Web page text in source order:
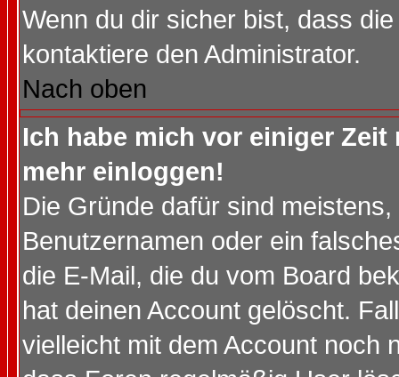
Wenn du dir sicher bist, dass
kontaktiere den Administrator.
Nach oben
Ich habe mich vor einiger
mehr einloggen!
Die Gründe dafür sind
Benutzernamen oder ein
die E-Mail, die du vom Board
hat deinen Account gelöscht.
vielleicht mit dem Account noch